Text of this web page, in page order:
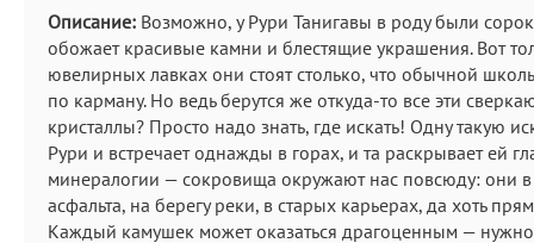
Описание: Возможно, у Рури Танигавы в роду были
обожает красивые камни и блестящие украшения. Вот
ювелирных лавках они стоят столько, что обычной
по карману. Но ведь берутся же откуда-то все эти
кристаллы? Просто надо знать, где искать! Одну такую
Рури и встречает однажды в горах, и та раскрывает ей
минералогии — сокровища окружают нас повсюду: они
асфальта, на берегу реки, в старых карьерах, да хоть
Каждый камушек может оказаться драгоценным — нужно